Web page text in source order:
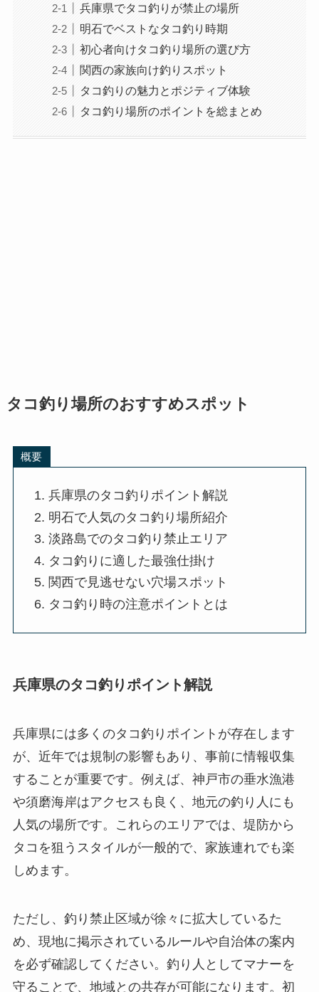
兵庫県でタコ釣りが禁止の場所
明石でベストなタコ釣り時期
初心者向けタコ釣り場所の選び方
関西の家族向け釣りスポット
タコ釣りの魅力とポジティブ体験
タコ釣り場所のポイントを総まとめ
タコ釣り場所のおすすめスポット
概要
兵庫県のタコ釣りポイント解説
明石で人気のタコ釣り場所紹介
淡路島でのタコ釣り禁止エリア
タコ釣りに適した最強仕掛け
関西で見逃せない穴場スポット
タコ釣り時の注意ポイントとは
兵庫県のタコ釣りポイント解説
兵庫県には多くのタコ釣りポイントが存在します
が、近年では規制の影響もあり、事前に情報収集
することが重要です。例えば、神戸市の垂水漁港
や須磨海岸はアクセスも良く、地元の釣り人にも
人気の場所です。これらのエリアでは、堤防から
タコを狙うスタイルが一般的で、家族連れでも楽
しめます。
ただし、釣り禁止区域が徐々に拡大しているた
め、現地に掲示されているルールや自治体の案内
を必ず確認してください。釣り人としてマナーを
守ることで、地域との共存が可能になります。初